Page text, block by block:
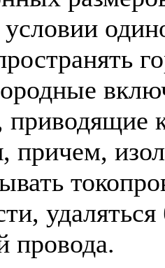
причем,
удаляться
провода.